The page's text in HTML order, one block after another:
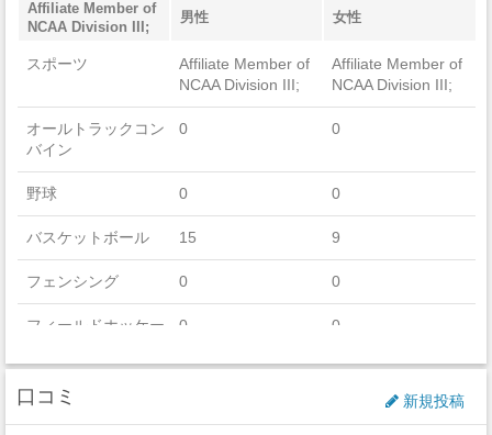
Affiliate Member of
NCAA Division III;
男性 女性
スポーツ
Affiliate Member of
NCAA Division III;
Affiliate Member of
NCAA Division III;
オールトラックコン
バイン
0 0
野球 0 0
バスケットボール 15 9
フェンシング 0 0
フィールドホッケー 0 0
フットボール 0 0
口コミ 新規投稿